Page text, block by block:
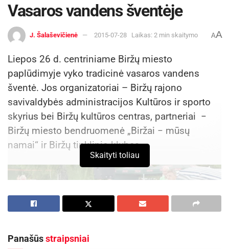
Vasaros vandens šventėje
J. Šalaševičienė 2015-07-28 Laikas: 2 min skaitymo AA
Liepos 26 d. centriniame Biržų miesto
paplūdimyje vyko tradicinė vasaros vandens
šventė. Jos organizatoriai – Biržų rajono
savivaldybės administracijos Kultūros ir sporto
skyrius bei Biržų kultūros centras, partneriai −
Biržų miesto bendruomenė „Biržai − mūsų
namai“ ir Biržų tinklinio klubas.
Skaityti toliau
Panašūsstraipsniai